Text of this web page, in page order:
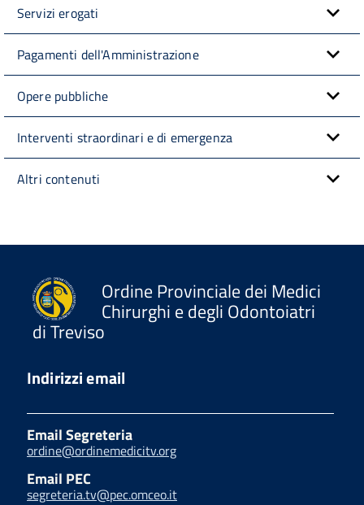
Servizi erogati
Pagamenti dell'Amministrazione
Opere pubbliche
Interventi straordinari e di emergenza
Altri contenuti
Ordine Provinciale dei Medici
Chirurghi e degli Odontoiatri
di Treviso
Indirizzi email
Email Segreteria
ordine@ordinemedicitv.org
Email PEC
segreteria.tv@pec.omceo.it